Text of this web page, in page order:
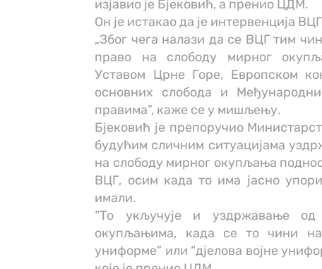
изјавио је Бјековић, а пренио ЦДМ.
Он је истакао да је интервенција
„Због чега налази да се ВЦГ тим
право на слободу мирног
Уставом Црне Горе, Европском
основних слобода и
правима”, каже се у мишљењу.
Бјековић је препоручио
будућим сличним ситуацијама
на слободу мирног окупљања
ВЦГ, осим када то има јасно
имали.
“То укључује и уздржавање
окупљањима, када се то чини на
униформе” или “дјелова војне